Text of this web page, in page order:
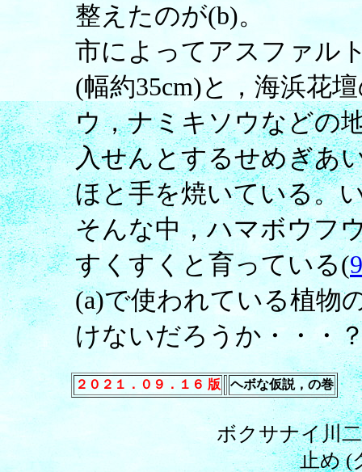
整えたのが(b)。
市によってアスファル
(幅約35cm)と，海浜花
ウ，ナミキソウなどの
入せんとするせめぎあ
ほと手を焼いている。
そんな中，ハマボウフ
すくすくと育っている(
(a)で使われている植物
けないだろうか・・・
２０２１．０９．１６ 版 ヘボな仮説，の巻
ボクサナイ川
止め (